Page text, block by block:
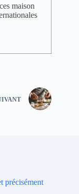
maison
précisément